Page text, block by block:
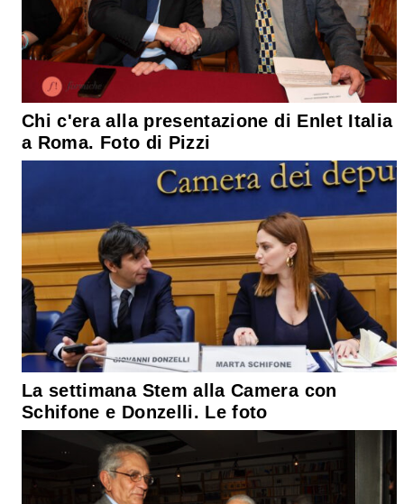
Chi c'era alla presentazione di Enlet Italia
a Roma. Foto di Pizzi
La settimana Stem alla Camera con
Schifone e Donzelli. Le foto